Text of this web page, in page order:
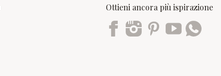
Ottieni ancora più ispirazione